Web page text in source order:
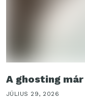
A ghosting
JÚLIUS 29, 2026